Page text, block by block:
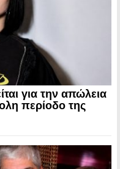
για την απώλεια
περίοδο της